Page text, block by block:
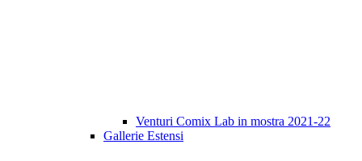
Venturi Comix Lab in mostra 2021-22
Gallerie Estensi